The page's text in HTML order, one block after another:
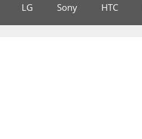
LG Sony HTC